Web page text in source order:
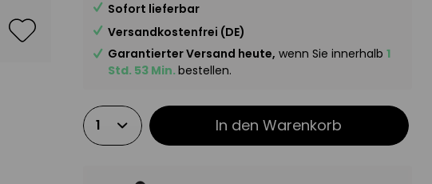
Sofort lieferbar
Versandkostenfrei (DE)
Garantierter Versand heute, wenn Sie innerhalb1
Std. 53 Min.bestellen.
In den Warenkorb